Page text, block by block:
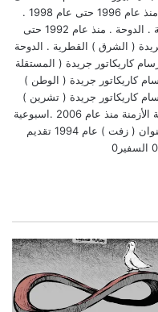
عام1997. *جريدة الكفاح العربي . بيروت منذ عام 1996 حتى عام 1998 .
*رسام كاريكاتور جريدة ( العرب ) القطرية . الدوحة . منذ عام 1992 حتى
كاريكاتور جريدة ( الشرق ) القطرية . الدوحة
عام 2000 حتى شهر11 عام2001 0 *رسام كاريكاتور جريدة ( المستقلة
" في لندن منذ عام1995. *رسام كاريكاتور جريدة ( الوطن )
عمان منذ عام 1996. *رسام كاريكاتور جريدة ( تشرين )
السورية منذ عام 2002. أهم المجلات : مجلة الأزمنة منذ عام 2006 .اسبوعية
في دمشق ** صدر لي كتاب كاريكاتور بعنوان ( زفت ) عام 1994 تقديم